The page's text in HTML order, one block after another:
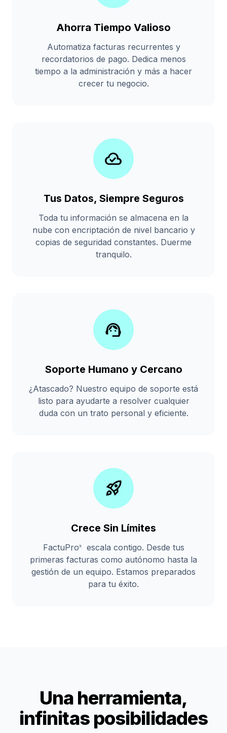
Ahorra Tiempo Valioso
Automatiza facturas recurrentes y
recordatorios de pago. Dedica menos
tiempo a la administración y más a hacer
crecer tu negocio.
cloud_done
Tus Datos, Siempre Seguros
Toda tu información se almacena en la
nube con encriptación de nivel bancario y
copias de seguridad constantes. Duerme
tranquilo.
support_agent
Soporte Humano y Cercano
¿Atascado? Nuestro equipo de soporte está
listo para ayudarte a resolver cualquier
duda con un trato personal y eficiente.
rocket_launch
Crece Sin Límites
FactuProxescala contigo. Desde tus
primeras facturas como autónomo hasta la
gestión de un equipo. Estamos preparados
para tu éxito.
Una herramienta,
infinitas posibilidades